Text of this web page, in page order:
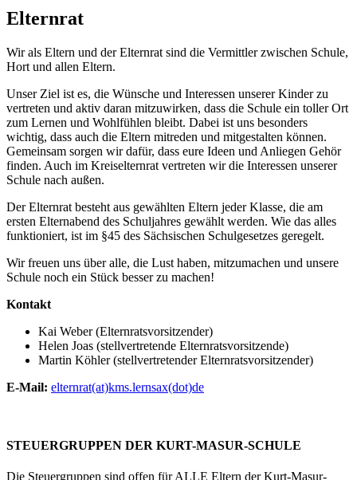
Elternrat
Wir als Eltern und der Elternrat sind die Vermittler zwischen Schule,
Hort und allen Eltern.
Unser Ziel ist es, die Wünsche und Interessen unserer Kinder zu
vertreten und aktiv daran mitzuwirken, dass die Schule ein toller Ort
zum Lernen und Wohlfühlen bleibt. Dabei ist uns besonders
wichtig, dass auch die Eltern mitreden und mitgestalten können.
Gemeinsam sorgen wir dafür, dass eure Ideen und Anliegen Gehör
finden. Auch im Kreiselternrat vertreten wir die Interessen unserer
Schule nach außen.
Der Elternrat besteht aus gewählten Eltern jeder Klasse, die am
ersten Elternabend des Schuljahres gewählt werden. Wie das alles
funktioniert, ist im §45 des Sächsischen Schulgesetzes geregelt.
Wir freuen uns über alle, die Lust haben, mitzumachen und unsere
Schule noch ein Stück besser zu machen!
Kontakt
Kai Weber (Elternratsvorsitzender)
Helen Joas (stellvertretende Elternratsvorsitzende)
Martin Köhler (stellvertretender Elternratsvorsitzender)
E-Mail: elternrat(at)kms.lernsax(dot)de
STEUERGRUPPEN DER KURT-MASUR-SCHULE
Die Steuergruppen sind offen für ALLE Eltern der Kurt-Masur-